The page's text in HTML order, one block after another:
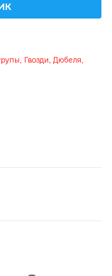
Гвозди, Дюбеля,